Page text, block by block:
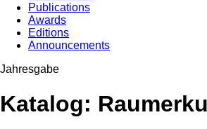
Publications
Awards
Editions
Announcements
Jahresgabe
Katalog: